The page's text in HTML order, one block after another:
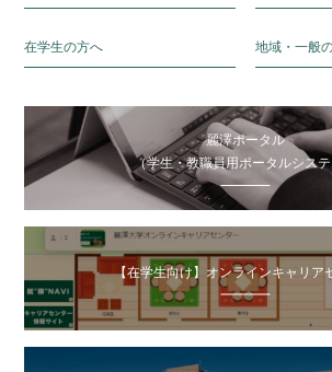
在学生の方へ 地域・一般
麗澤ポータル
（学生・教職員用ポータルシス
【在学生向け】オンラインキャリア